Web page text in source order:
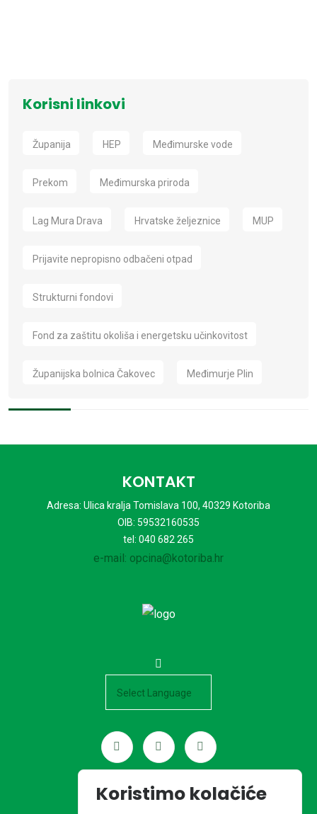
Korisni linkovi
Županija HEP Međimurske vode
Prekom Međimurska priroda
Lag Mura Drava Hrvatske željeznice MUP
Prijavite nepropisno odbačeni otpad
Strukturni fondovi
Fond za zaštitu okoliša i energetsku učinkovitost
Županijska bolnica Čakovec Međimurje Plin
KONTAKT
Adresa: Ulica kralja Tomislava 100, 40329 Kotoriba
OIB: 59532160535
tel: 040 682 265
e-mail: opcina@kotoriba.hr
Koristimo kolačiće